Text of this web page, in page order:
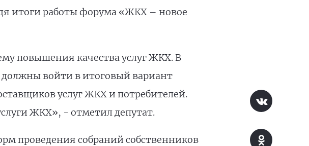
итоги работы форума «ЖКХ – новое
повышения качества услуг ЖКХ. В
войти в итоговый вариант
услуг ЖКХ и потребителей.
ЖКХ», - отметил депутат.
проведения собраний собственников